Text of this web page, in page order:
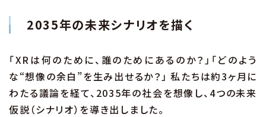
2035年の未来シナリオを描く
「XRは何のために、誰のためにあるのか？」「どのよう
な“想像の余白”を生み出せるか？」 私たちは約3ヶ月に
わたる議論を経て、2035年の社会を想像し、4つの未来
仮説（シナリオ）を導き出しました。